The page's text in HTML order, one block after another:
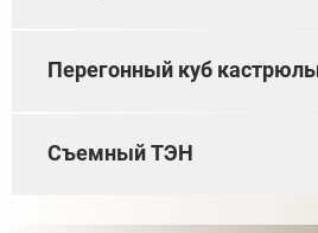
Перегонный куб
Съемный ТЭН